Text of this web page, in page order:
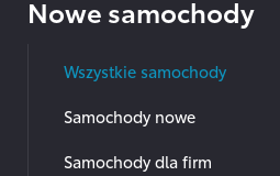
Nowe samochody
Wszystkie samochody
Samochody nowe
Samochody dla firm